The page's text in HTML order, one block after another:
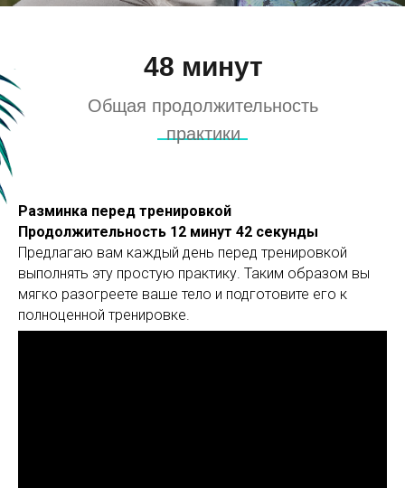
48 минут
Общая продолжительность
практики
Разминка перед тренировкой
Продолжительность 12 минут 42 секунды
Предлагаю вам каждый день перед тренировкой
выполнять эту простую практику. Таким образом вы
мягко разогреете ваше тело и подготовите его к
полноценной тренировке.